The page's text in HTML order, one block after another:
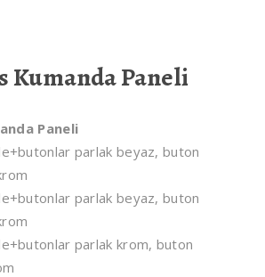
Kumanda Paneli
Paneli
parlak beyaz, buton
parlak beyaz, buton
parlak krom, buton